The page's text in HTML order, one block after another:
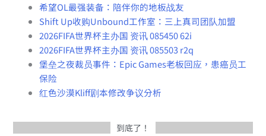
希望OL最强装备：陪伴你的地板战友
Shift Up收购Unbound工作室：三上真司团队加盟
2026FIFA世界杯主办国 资讯 085450 62i
2026FIFA世界杯主办国 资讯 085503 r2q
堡垒之夜裁员事件：Epic Games老板回应，患癌员工
保险
红色沙漠Kliff剧本修改争议分析
到底了！